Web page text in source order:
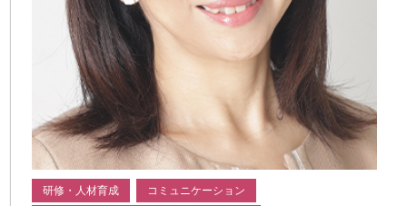
研修・人材育成 コミュニケーション